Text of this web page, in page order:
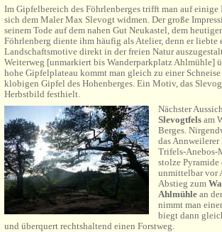
Im Gipfelbereich des Föhrlenberges trifft man auf
sich dem Maler Max Slevogt widmen. Der große
seinem Tode auf dem nahen Gut Neukastel, dem
Föhrlenberg diente ihm häufig als Atelier, denn er liebte
Landschaftsmotive direkt in der freien Natur
Weiterweg [unmarkiert bis Wanderparkplatz Ahlmühle]
hohe Gipfelplateau kommt man gleich zu einer
klobigen Gipfel des Hohenberges. Ein Motiv, das
Herbstbild festhielt.
Nächster
Slevogtfels am
Berges.
das
Trifels-Anebos-
stolze Pyramide
unmittelbar vor
Abstieg zum
Ahlmühle an
nimmt man
biegt dann
und überquert rechtshaltend einen Forstweg.